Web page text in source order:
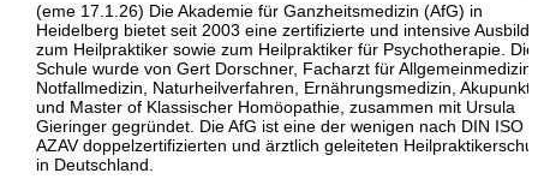
(eme 17.1.26) Die Akademie für Ganzheitsmedizin (AfG) in
Heidelberg bietet seit 2003 eine zertifizierte und intensive
zum Heilpraktiker sowie zum Heilpraktiker für Psychotherapie. Die
Schule wurde von Gert Dorschner, Facharzt für Allgemeinmedizin,
Notfallmedizin, Naturheilverfahren, Ernährungsmedizin,
und Master of Klassischer Homöopathie, zusammen mit Ursula
Gieringer gegründet. Die AfG ist eine der wenigen nach DIN ISO
AZAV doppelzertifizierten und ärztlich geleiteten
in Deutschland.​